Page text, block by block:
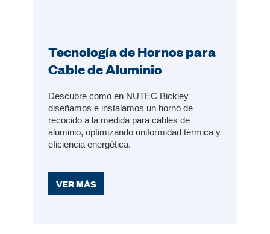
Tecnología de Hornos para
Cable de Aluminio
Descubre como en NUTEC Bickley
diseñamos e instalamos un horno de
recocido a la medida para cables de
aluminio, optimizando uniformidad térmica y
eficiencia energética.
VER MÁS